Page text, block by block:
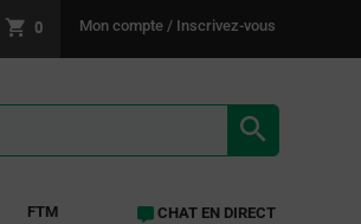
0 Mon compte / Inscrivez-vous
FTM CHAT EN DIRECT